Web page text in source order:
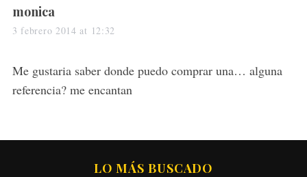
s
a
s
:
monica
3 febrero 2014 at 12:32
Me gustaria saber donde puedo comprar una… alguna
referencia? me encantan
LO MÁS BUSCADO